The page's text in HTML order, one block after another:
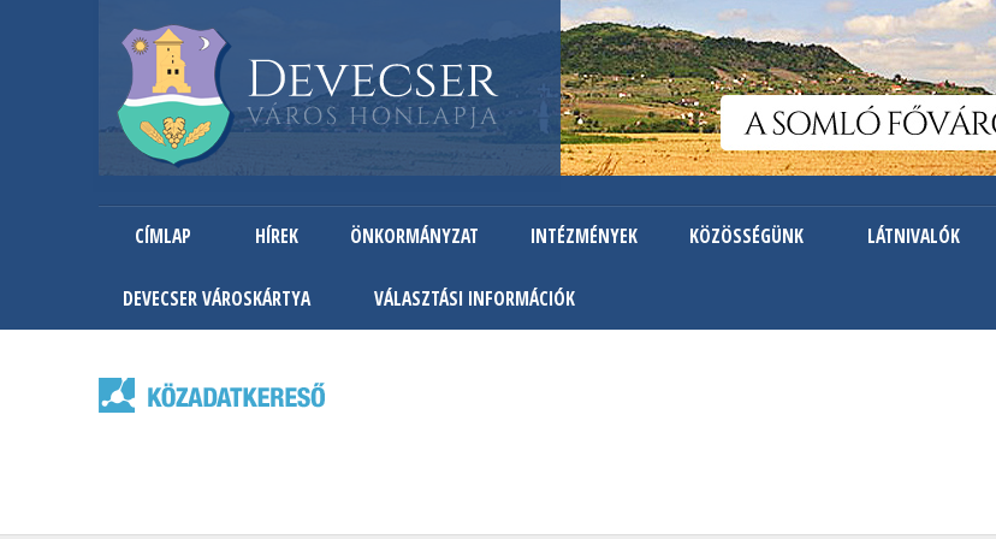
Ugrás
a
tartalomra
CÍMLAP HÍREK ÖNKORMÁNYZAT INTÉZMÉNYEK KÖZÖSSÉGÜNK LÁTNIVALÓK
DEVECSER VÁROSKÁRTYA VÁLASZTÁSI INFORMÁCIÓK